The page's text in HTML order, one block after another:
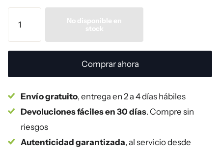
No disponible en
stock
Comprar ahora
Envío gratuito, entrega en 2 a 4 días hábiles
Devoluciones fáciles en 30 días. Compre sin
riesgos
Autenticidad garantizada, al servicio desde